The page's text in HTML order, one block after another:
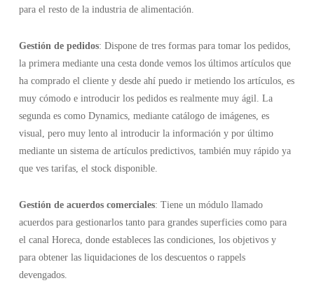
para el resto de la industria de alimentación.
Gestión de pedidos: Dispone de tres formas para tomar los pedidos,
la primera mediante una cesta donde vemos los últimos artículos que
ha comprado el cliente y desde ahí puedo ir metiendo los artículos, es
muy cómodo e introducir los pedidos es realmente muy ágil. La
segunda es como Dynamics, mediante catálogo de imágenes, es
visual, pero muy lento al introducir la información y por último
mediante un sistema de artículos predictivos, también muy rápido ya
que ves tarifas, el stock disponible.
Gestión de acuerdos comerciales: Tiene un módulo llamado
acuerdos para gestionarlos tanto para grandes superficies como para
el canal Horeca, donde estableces las condiciones, los objetivos y
para obtener las liquidaciones de los descuentos o rappels
devengados.